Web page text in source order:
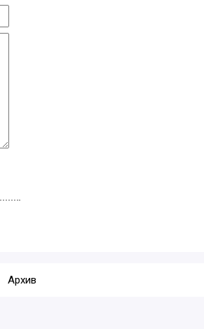
Архив